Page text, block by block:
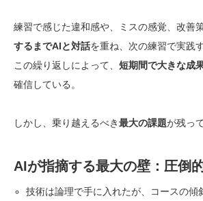
練習で感じた違和感や、ミスの感覚、改善
するまでAIと対話を重ね、次の練習で実践す
この繰り返しによって、 短期間で大きな成
確信している。
しかし、乗り越えるべき最大の課題が残っ
AIが指摘する最大の壁：圧倒
技術は論理で手に入れたが、コースの傾